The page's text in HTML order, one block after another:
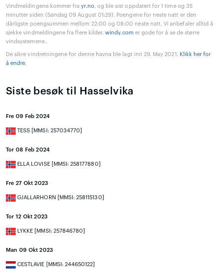
Vindmeldingene kommer frayr.no, og ble sist oppdatert for 1 time og 35
minutter siden (Søndag 09 August 01:29). Poengene for neste natt er den
dårligste poengsummen mellom 22:00 og 08:00 neste natt. Vi anbefaler alltid å
sjekke vindmeldingene fra flere kilder.windy.comer gode for å se de større
vindsystemene..
De sikre vindretningene for denne havna ble lagt inn 29. May 2021. Klikk her for
å endre.
Siste besøk til Hasselvika
Fre 09 Feb 2024
TESS [MMSI: 257034770]
Tor 08 Feb 2024
ELLA LOVISE [MMSI: 258177880]
Fre 27 Okt 2023
GJALLARHORN [MMSI: 258115130]
Tor 12 Okt 2023
LYKKE [MMSI: 257846780]
Man 09 Okt 2023
CESTLAVIE [MMSI: 244650122]